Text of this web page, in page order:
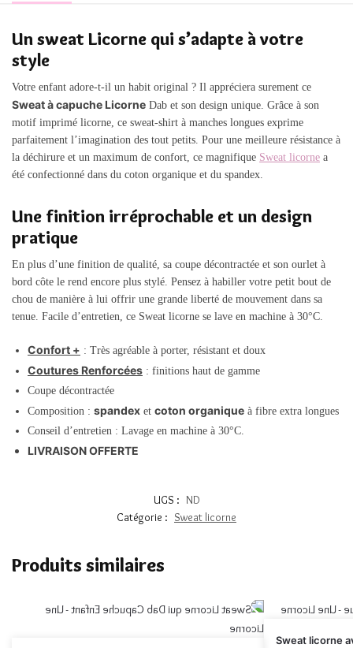
Un sweat Licorne qui s’adapte à votre
style
Votre enfant adore-t-il un habit original ? Il appréciera surement ce
Sweat à capuche Licorne Dab et son design unique. Grâce à son
motif imprimé licorne, ce sweat-shirt à manches longues exprime
parfaitement l’imagination des tout petits. Pour une meilleure résistance à
la déchirure et un maximum de confort, ce magnifique Sweat licorne a
été confectionné dans du coton organique et du spandex.
Une finition irréprochable et un design
pratique
En plus d’une finition de qualité, sa coupe décontractée et son ourlet à
bord côte le rend encore plus stylé. Pensez à habiller votre petit bout de
chou de manière à lui offrir une grande liberté de mouvement dans sa
tenue. Facile d’entretien, ce Sweat licorne se lave en machine à 30°C.
Confort + : Très agréable à porter, résistant et doux
Coutures Renforcées : finitions haut de gamme
Coupe décontractée
Composition : spandex et coton organique à fibre extra longues
Conseil d’entretien : Lavage en machine à 30°C.
LIVRAISON OFFERTE
UGS : ND
Catégorie : Sweat licorne
Produits similaires
Sweat licorne